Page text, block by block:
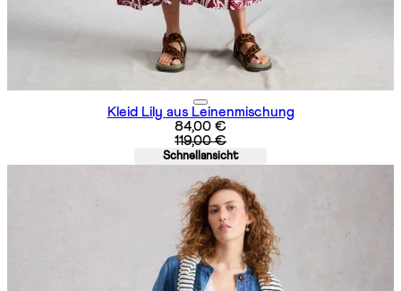
Kleid Lily aus Leinenmischung
Aktueller Preis: 84,00 €.
84,00 €
119,00 €
Schnellansicht